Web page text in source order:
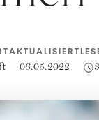
AKTUALISIERT
06.05.2022